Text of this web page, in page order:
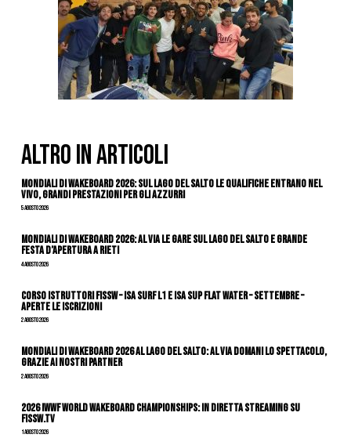
ALTRO IN ARTICOLI
Mondiali di Wakeboard 2026: sul Lago del Salto le qualifiche entrano nel
vivo, grandi prestazioni per gli azzurri
5 Agosto 2026
Mondiali di Wakeboard 2026: al via le gare sul Lago del Salto e grande
festa d’apertura a Rieti
4 Agosto 2026
CORSO ISTRUTTORI FISSW – ISA SURF L1 e ISA SUP Flat Water – SETTEMBRE –
APERTE LE ISCRIZIONI
2 Agosto 2026
Mondiali di Wakeboard 2026 al Lago del Salto: al via domani lo spettacolo,
grazie ai nostri Partner
2 Agosto 2026
2026 IWWF WORLD WAKEBOARD CHAMPIONSHIPS: IN DIRETTA STREAMING SU
FISSW.TV
1 Agosto 2026